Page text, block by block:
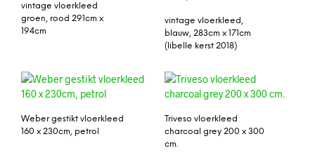
vintage vloerkleed
groen, rood 291cm x
194cm
vintage vloerkleed,
blauw, 283cm x 171cm
(libelle kerst 2018)
Weber gestikt vloerkleed
160 x 230cm, petrol
Triveso vloerkleed
charcoal grey 200 x 300
cm.